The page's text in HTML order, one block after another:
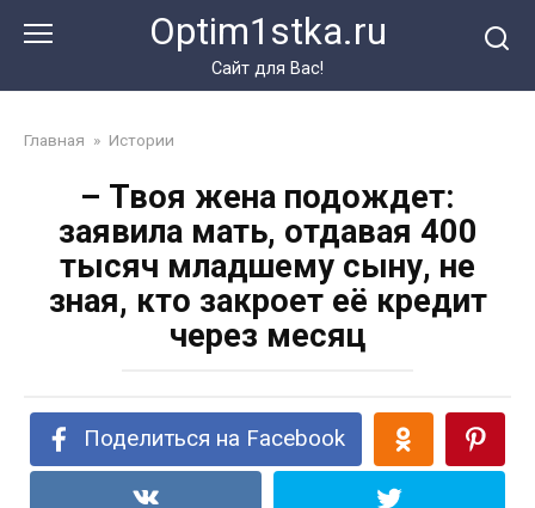
Optim1stka.ru
Сайт для Вас!
Главная » Истории
– Твоя жена подождет:
заявила мать, отдавая 400
тысяч младшему сыну, не
зная, кто закроет её кредит
через месяц
Поделиться на Facebook